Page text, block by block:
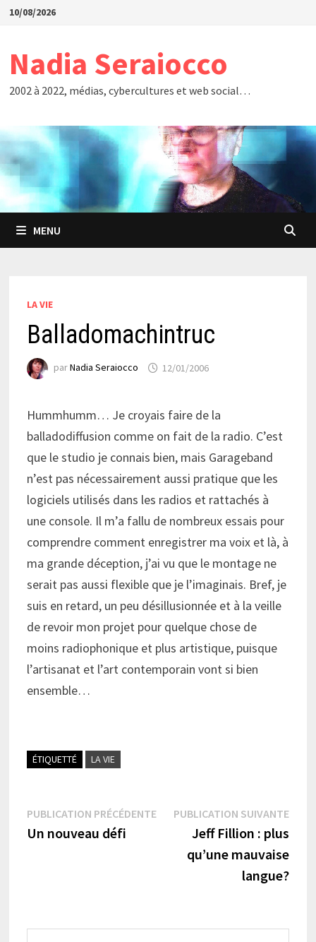
Passer
10/08/2026
Nadia Seraiocco
2002 à 2022, médias, cybercultures et web social…
MENU
LA VIE
Balladomachintruc
parNadia Seraiocco 12/01/2006
Hummhumm… Je croyais faire de la
balladodiffusion comme on fait de la radio. C’est
que le studio je connais bien, mais Garageband
n’est pas nécessairement aussi pratique que les
logiciels utilisés dans les radios et rattachés à
une console. Il m’a fallu de nombreux essais pour
comprendre comment enregistrer ma voix et là, à
ma grande déception, j’ai vu que le montage ne
serait pas aussi flexible que je l’imaginais. Bref, je
suis en retard, un peu désillusionnée et à la veille
de revoir mon projet pour quelque chose de
moins radiophonique et plus artistique, puisque
l’artisanat et l’art contemporain vont si bien
ensemble…
ÉTIQUETTÉ LA VIE
Navigation
de
PUBLICATION PRÉCÉDENTEPublication
précédente :
Un nouveau défi
PUBLICATION SUIVANTE
Jeff Fillion : plus
qu’une mauvaise
langue?